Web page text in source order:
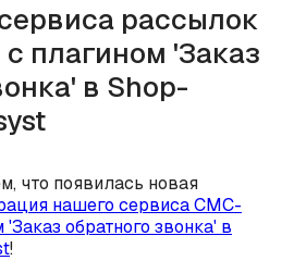
рассылок
с плагином 'Заказ
в Shop-
что появилась новая
нашего сервиса СМС-
обратного звонка' в
!